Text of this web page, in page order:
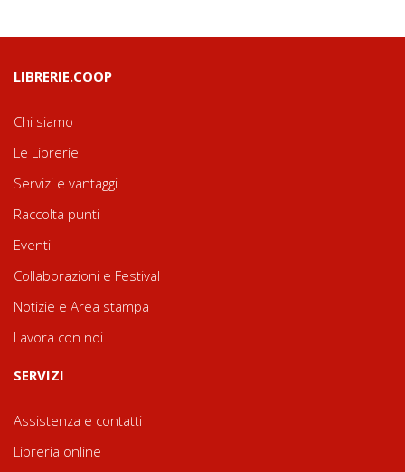
LIBRERIE.COOP
Chi siamo
Le Librerie
Servizi e vantaggi
Raccolta punti
Eventi
Collaborazioni e Festival
Notizie e Area stampa
Lavora con noi
SERVIZI
Assistenza e contatti
Libreria online